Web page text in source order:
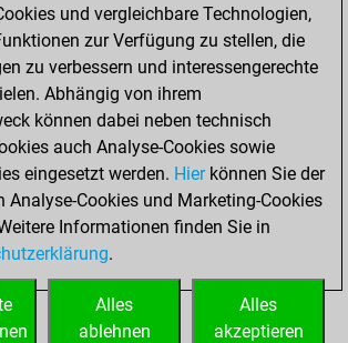
88: 4351-4401
90: 4451-4501
98: 4851-4901
100: 4951-5001
102: 5051-5101
104: 5151-5201
und vergleichbare Technologien,
zur Verfügung zu stellen, die
zu verbessern und interessengerechte
Abhängig von ihrem
können dabei neben technisch
auch Analyse-Cookies sowie
eingesetzt werden. Hierkönnen Sie der
Analyse-Cookies und Marketing-Cookies
Informationen finden Sie in
.
Alles
akzeptieren
Alles
ablehnen